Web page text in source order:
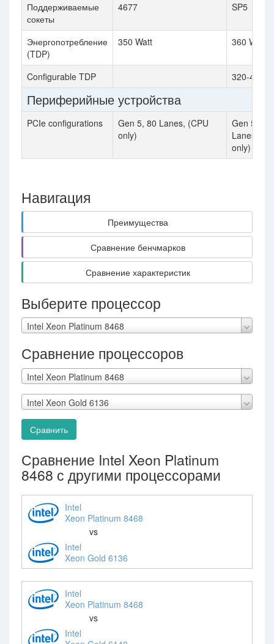
Поддерживаемые
сокеты
4677 SP5
Энергопотребление
(TDP)
350 Watt 360 Watt
Configurable TDP 320-400
Периферийные устройства
PCIe configurations
Gen 5, 80 Lanes, (CPU
only)
Gen 5,
Lanes,
only)
Навигация
Преимущества
Сравнение бенчмарков
Сравнение характеристик
Выберите процессор
Intel Xeon Platinum 8468
Сравнение процессоров
Intel Xeon Platinum 8468
Intel Xeon Gold 6136
Сравнить
Сравнение Intel Xeon Platinum
8468 с другими процессорами
Intel
Xeon Platinum 8468
vs
Intel
Xeon Gold 6136
Intel
Xeon Platinum 8468
vs
Intel